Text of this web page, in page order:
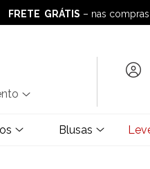
FRETE GRÁTIS – nas
FRETE GRÁTIS– nas
Blusas